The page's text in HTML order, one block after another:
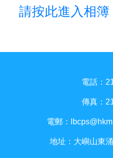
請按此進入相簿
電話：
傳真：
電郵：
地址：大嶼山東